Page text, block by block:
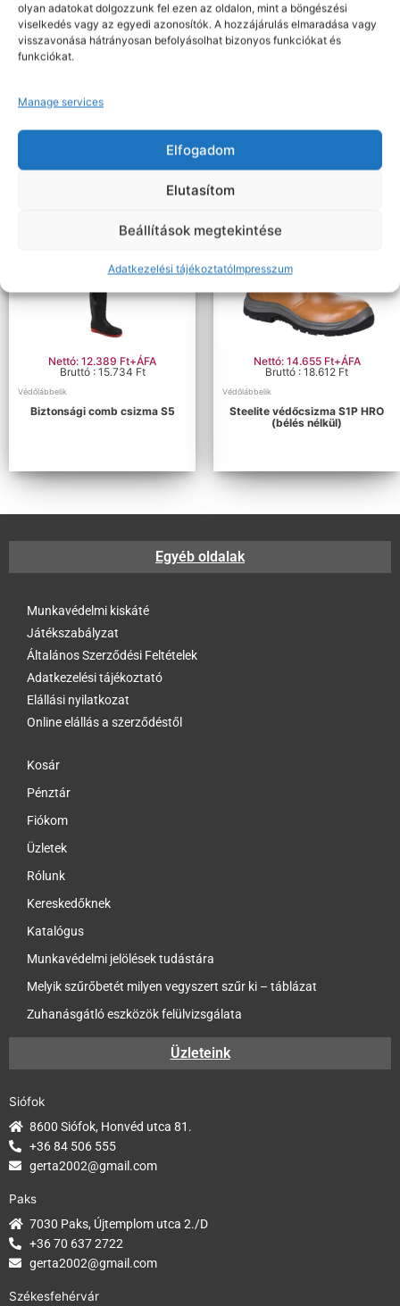
olyan adatokat dolgozzunk fel ezen az oldalon, mint a böngészési
viselkedés vagy az egyedi azonosítók. A hozzájárulás elmaradása vagy
visszavonása hátrányosan befolyásolhat bizonyos funkciókat és
funkciókat.
Manage services
Elfogadom
Elutasítom
Beállítások megtekintése
Adatkezelési tájékoztatóImpresszum
Nettó: 16.200 Ft+ÁFA
Bruttó : 20.574 Ft
Védőlábbelik
Nettó: 14.788 Ft+ÁFA
Bruttó : 18.781 Ft
Nettó: 12.389 Ft+ÁFA
Bruttó : 15.734 Ft
Védőlábbelik
Biztonsági comb csizma S5
Nettó: 14.655 Ft+ÁFA
Bruttó : 18.612 Ft
Védőlábbelik
Steelite védőcsizma S1P HRO
(bélés nélkül)
Egyéb oldalak
Munkavédelmi kiskáté
Játékszabályzat
Általános Szerződési Feltételek
Adatkezelési tájékoztató
Elállási nyilatkozat
Online elállás a szerződéstől
Kosár
Pénztár
Fiókom
Üzletek
Rólunk
Kereskedőknek
Katalógus
Munkavédelmi jelölések tudástára
Melyik szűrőbetét milyen vegyszert szűr ki – táblázat
Zuhanásgátló eszközök felülvizsgálata
Üzleteink
Siófok
8600 Siófok, Honvéd utca 81.
+36 84 506 555
gerta2002@gmail.com
Paks
7030 Paks, Újtemplom utca 2./D
+36 70 637 2722
gerta2002@gmail.com
Székesfehérvár